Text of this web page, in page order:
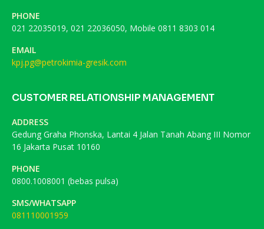
PHONE
021 22035019, 021 22036050, Mobile 0811 8303 014
EMAIL
kpj.pg@petrokimia-gresik.com
CUSTOMER RELATIONSHIP MANAGEMENT
ADDRESS
Gedung Graha Phonska, Lantai 4 Jalan Tanah Abang III Nomor
16 Jakarta Pusat 10160
PHONE
0800.1008001 (bebas pulsa)
SMS/WHATSAPP
081110001959